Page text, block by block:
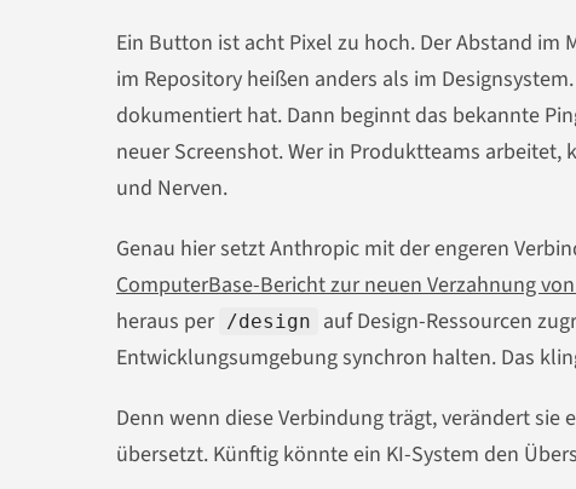
Ein Button ist acht Pixel zu hoch. Der Abstand
im Repository heißen anders als im
dokumentiert hat. Dann beginnt das bekannte
neuer Screenshot. Wer in Produktteams
und Nerven.
Genau hier setzt Anthropic mit der engeren
ComputerBase-Bericht zur neuen Verzahnung
heraus per /design
auf Design-Ressourcen
Entwicklungsumgebung synchron halten. Das
Denn wenn diese Verbindung trägt, verändert
übersetzt. Künftig könnte ein KI-System den